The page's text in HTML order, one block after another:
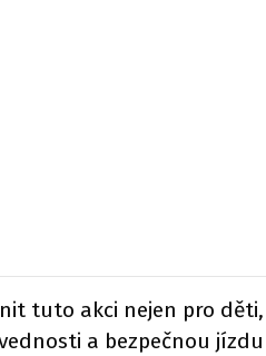
tuto akci nejen pro
a bezpečnou